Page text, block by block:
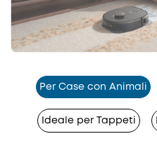
Per Case con Animali
Ideale per Tappeti